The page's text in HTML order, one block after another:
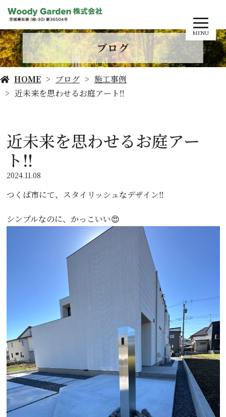
MENU
ブログ
HOME ブログ
施工事例
近未来を思わせるお庭アート‼️
近未来を思わせるお庭アー
ト‼️
2024.11.08
つくば市にて、スタイリッシュなデザイン‼️
シンプルなのに、かっこいい😍